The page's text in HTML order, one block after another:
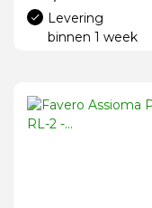
Levering
binnen 1 week